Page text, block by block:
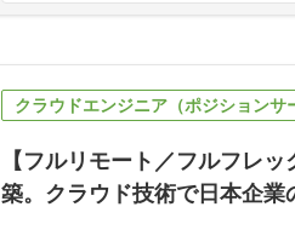
クラウドエンジニア（ポジションサ
【フルリモート／フルフレ
築。クラウド技術で日本企